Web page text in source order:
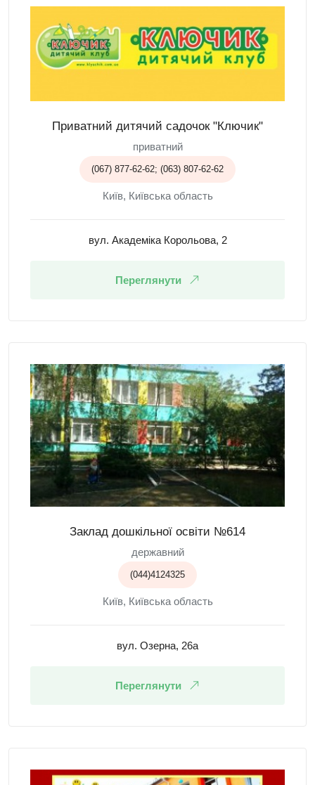
Приватний дитячий садочок "Ключик"
приватний
(067) 877-62-62; (063) 807-62-62
Київ, Київська область
вул. Академіка Корольова, 2
Переглянути
Заклад дошкільної освіти №614
державний
(044)4124325
Київ, Київська область
вул. Озерна, 26а
Переглянути